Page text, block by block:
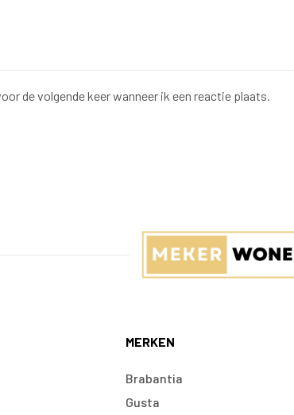
de volgende keer wanneer ik een reactie plaats.
MERKEN
Brabantia
Gusta